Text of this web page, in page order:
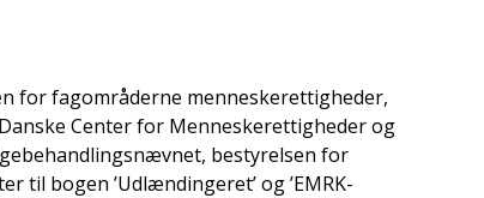
for fagområderne menneskerettigheder,
Center for Menneskerettigheder og
bestyrelsen for
bogen ’Udlændingeret’ og ’EMRK-